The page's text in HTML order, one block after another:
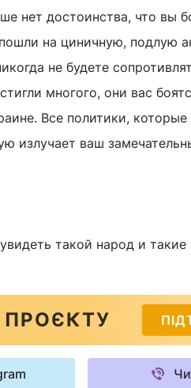
нет достоинства, что вы
на циничную, подлую
не будете
многого, они вас
Все политики,
излучает ваш
такой народ и